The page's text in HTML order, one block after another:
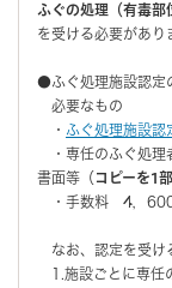
ふぐの処理（有毒部
を受ける必要があり
●ふぐ処理施設認定
必要なもの
・ ふぐ処理施設認
・専任のふぐ処理
書面等（ コピーを1部
・手数料 4，
なお、認定を受け
1.施設ごとに専任